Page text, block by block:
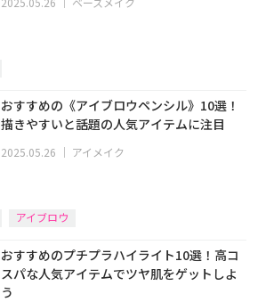
おすすめの《アイブロウペンシル》10選！
描きやすいと話題の人気アイテムに注目
2025.05.26 ｜ アイメイク
アイブロウ
おすすめのプチプラハイライト10選！高コ
スパな人気アイテムでツヤ肌をゲットしよ
う